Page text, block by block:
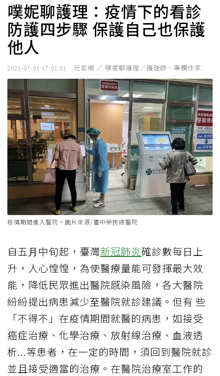
噗妮聊護理：疫情下的看診
防護四步驟 保護自己也保護
他人
2021-07-01 17:01:01 元氣網 ／ 噗妮聊護理／護理師、專欄作家
疫情期間進入醫院。圖片來源/臺中榮民總醫院
⾃五⽉中旬起，臺灣新冠肺炎確診數每日上
升，⼈⼼惶惶，為使醫療量能可發揮最大效
能，降低民眾進出醫院感染風險，各大醫院
紛紛提出病患減少⾄醫院就診建議。但有 些
「不得不」在疫情期間就醫的病患，如接受
癌症治療、化學治療、放射線治療、⾎液透
析...等患者，在⼀定的時間，須回到醫院就診
並且接受適當的治療。在醫院治療室⼯作的